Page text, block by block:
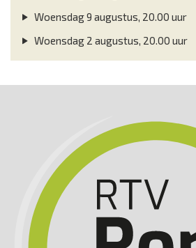
Woensdag 9 augustus, 20.00 uur
Woensdag 2 augustus, 20.00 uur